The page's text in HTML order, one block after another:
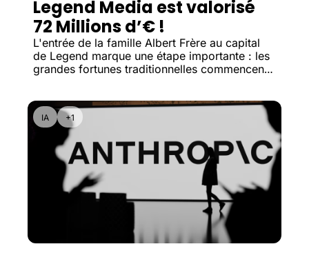
Legend Media est valorisé
72 Millions d’€ !
L'entrée de la famille Albert Frère au capital
de Legend marque une étape importante : les
grandes fortunes traditionnelles commencent
IA +1